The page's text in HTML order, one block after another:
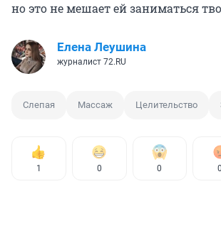
но это не мешает ей заниматься
Елена Леушина
журналист 72.RU
Слепая Массаж Целительство
1 0 0 0